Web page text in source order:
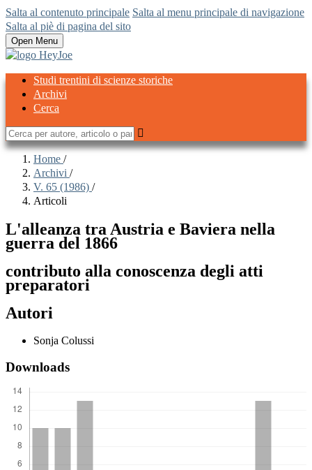
Salta al contenuto principale Salta al menu principale di navigazione
Salta al piè di pagina del sito
Open Menu
Studi trentini di scienze storiche
Archivi
Cerca
Home /
Archivi /
V. 65 (1986) /
Articoli
L'alleanza tra Austria e Baviera nella
guerra del 1866
contributo alla conoscenza degli atti
preparatori
Autori
Sonja Colussi
Downloads